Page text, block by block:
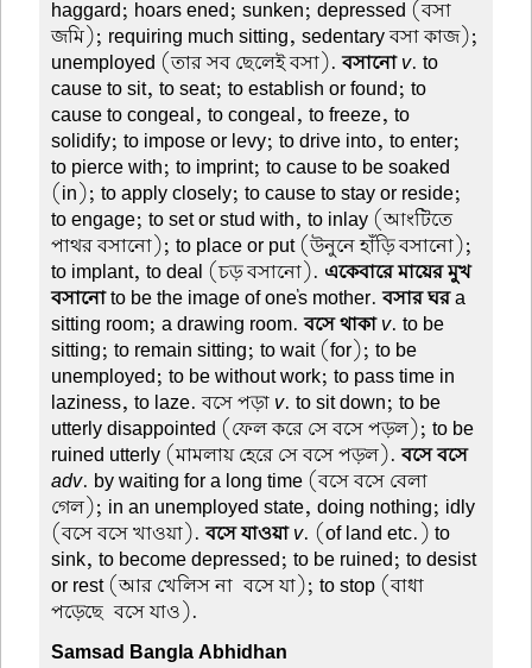
haggard; hoars ened; sunken; depressed (বসা
জমি); requiring much sitting, sedentary বসা কাজ);
unemployed (তার সব ছেলেই বসা).বসানো v. to
cause to sit, to seat; to establish or found; to
cause to congeal, to congeal, to freeze, to
solidify; to impose or levy; to drive into, to enter;
to pierce with; to imprint; to cause to be soaked
(in); to apply closely; to cause to stay or reside;
to engage; to set or stud with, to inlay (আংটিতে
পাথর বসানো); to place or put (উনুনে হাঁড়ি বসানো);
to implant, to deal (চড় বসানো). একেবারে মায়ের মুখ
বসানোto be the image of one's mother.বসার ঘরa
sitting room; a drawing room.বসে থাকা v. to be
sitting; to remain sitting; to wait (for); to be
unemployed; to be without work; to pass time in
laziness, to laze. বসে পড়া v. to sit down; to be
utterly disappointed (ফেল করে সে বসে পড়ল); to be
ruined utterly (মামলায় হেরে সে বসে পড়ল).বসে বসে
adv. by waiting for a long time (বসে বসে বেলা
গেল); in an unemployed state, doing nothing; idly
(বসে বসে খাওয়া).বসে যাওয়া v. (of land etc.) to
sink, to become depressed; to be ruined; to desist
or rest (আর খেলিস না-বসে যা); to stop (বাধা
পড়েছে-বসে যাও).
Samsad Bangla Abhidhan